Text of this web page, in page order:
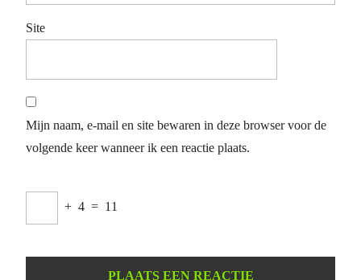
Site
Mijn naam, e-mail en site bewaren in deze browser voor de
volgende keer wanneer ik een reactie plaats.
+ 4 = 11